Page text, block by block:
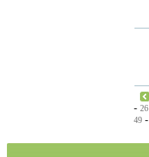
-26
49 -